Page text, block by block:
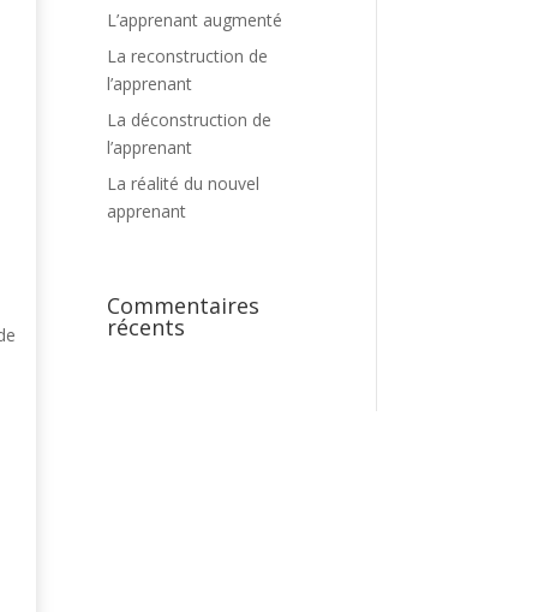
L’apprenant augmenté
La reconstruction de
l’apprenant
La déconstruction de
l’apprenant
La réalité du nouvel
apprenant
Commentaires
récents